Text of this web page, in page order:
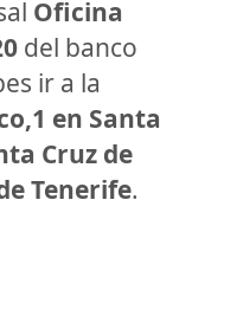
Oficina
del banco
ir a la
en Santa
Cruz de
Tenerife.